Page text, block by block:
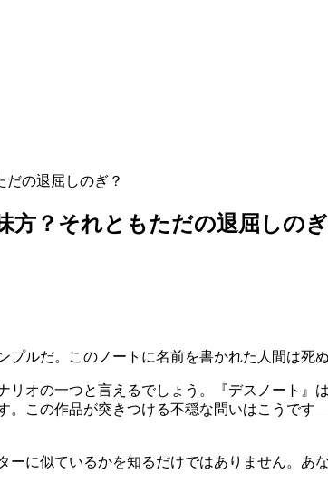
の退屈しのぎ？
方？それともただの退屈しのぎ
ルだ。このノートに名前を書かれた人間は死ぬ
オの一つと言えるでしょう。『デスノート
。この作品が突きつける不穏な問いはこうで
ーに似ているかを知るだけではありません。あ